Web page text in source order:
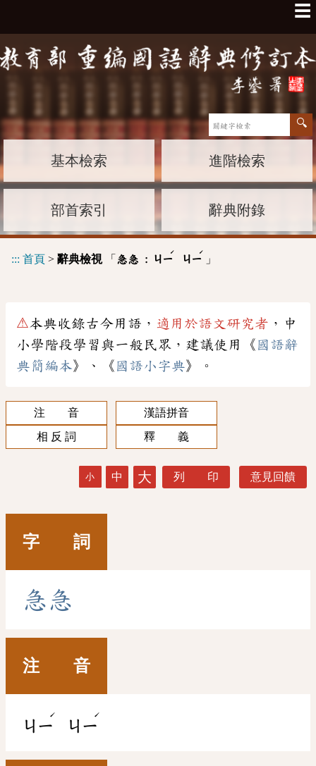
☰
基本檢索 進階檢索
部首索引 辭典附錄
::: 首頁 > 辭典檢視「 急急 : ㄐㄧ
ˊ
ㄐㄧ
ˊ
」
⚠本典收錄古今用語， 適用於語文研究者 ，中
小學階段學習與一般民眾，建議使用《 國語辭
典簡編本》、《 國語小字典》。
注 音
漢語拼音
相 反 詞
釋 義
小 中 大 列 印 意見回饋
字 詞
急 急
注 音
ㄐㄧ
ˊ
ㄐㄧ
ˊ